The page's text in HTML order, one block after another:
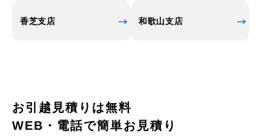
香芝支店 和歌山支店
お引越見積りは無料
WEB・電話で簡単お見積り